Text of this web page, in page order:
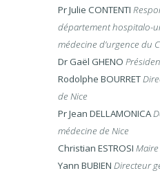
Pr Julie CONTENTI
département hospitalo-
médecine d’urgence du
Dr Gaël GHENO
Rodolphe BOURRET
de Nice
Pr Jean DELLAMONICA
médecine de Nice
Christian ESTROSI M
Yann BUBIEN Directeur